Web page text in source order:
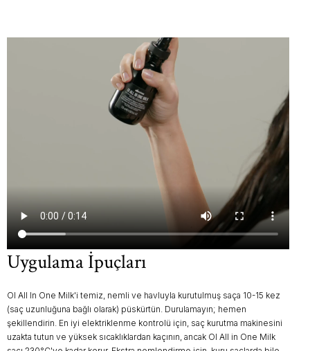
Uygulama İpuçları
OI All In One Milk'i temiz, nemli ve havluyla kurutulmuş saça 10-15 kez
(saç uzunluğuna bağlı olarak) püskürtün. Durulamayın; hemen
şekillendirin. En iyi elektriklenme kontrolü için, saç kurutma makinesini
uzakta tutun ve yüksek sıcaklıklardan kaçının, ancak OI All in One Milk